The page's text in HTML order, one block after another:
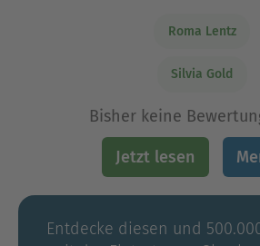
Roma Lentz
Silvia Gold
Bisher keine
Jetzt lesen
Entdecke diesen und